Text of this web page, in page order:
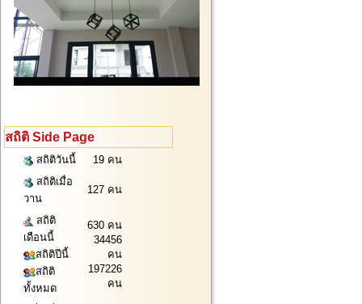
สถิติ Side Page
สถิติวันนี้
19 คน
สถิติเมื่อ
วาน
127 คน
สถิติ
เดือนนี้
สถิติปีนี้
สถิติ
ทั้งหมด
630 คน
34456
คน
197226
คน